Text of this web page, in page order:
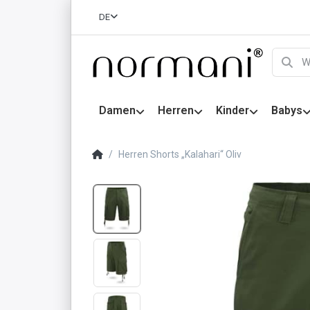
DE
Damen Herren Kinder Babys
Herren Shorts „Kalahari“ Oliv